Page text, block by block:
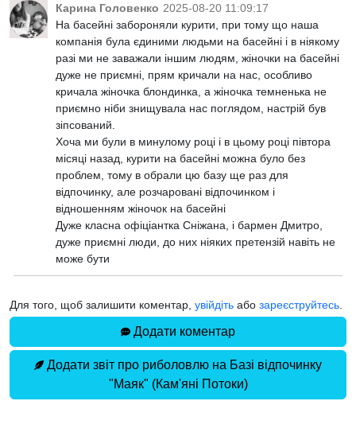
Карина Головенко 2025-08-20 11:09:17
На басейні забороняли курити, при тому що наша
компанія була єдиними людьми на басейні і в ніякому
разі ми не заважали іншим людям, жіночки на басейні
дуже не приємні, прям кричали на нас, особливо
кричала жіночка блондинка, а жіночка темненька не
приємно ніби знищувала нас поглядом, настрій був
зіпсований.
Хоча ми були в минулому році і в цьому році півтора
місяці назад, курити на басейні можна було без
проблем, тому в обрали цю базу ще раз для
відпочинку, але розчаровані відпочинком і
відношенням жіночок на басейні
Дуже класна офіціантка Сніжана, і бармен Дмитро,
дуже приємні люди, до них ніяких претензій навіть не
може бути
Для того, щоб залишити коментар, увійдіть або зареєструйтесь
Додати коментар
Додати звіт про риболовлю на Базі відпочинку
"Маяк" (Кам'яні Потоки)